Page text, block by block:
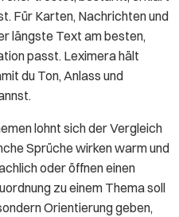
Für Karten, Nachrichten und
längste Text am besten,
passt. Leximera hält
du Ton, Anlass und
lohnt sich der Vergleich
Sprüche wirken warm und
oder öffnen einen
zu einem Thema soll
Orientierung geben,